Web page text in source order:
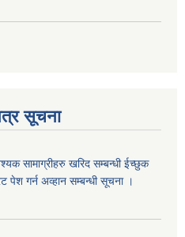
सूचना
सामाग्रीहरु खरिद सम्बन्धी ईच्छुक
पेश गर्न अव्हान सम्बन्धी सूचना ।